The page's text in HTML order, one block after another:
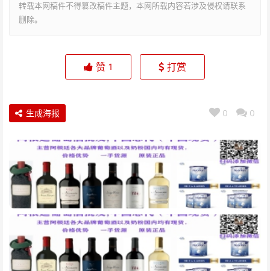
转载本网稿件不得篡改稿件主题，本网所载内容若涉及侵权请联系
删除。
赞 1 打赏
0 0
生成海报